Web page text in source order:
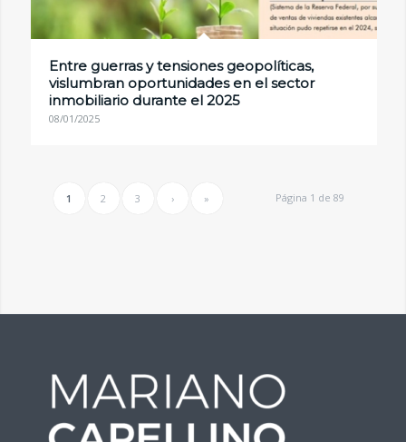
Entre guerras y tensiones geopolíticas,
vislumbran oportunidades en el sector
inmobiliario durante el 2025
08/01/2025
Página 1 de 89
1 2 3 › »